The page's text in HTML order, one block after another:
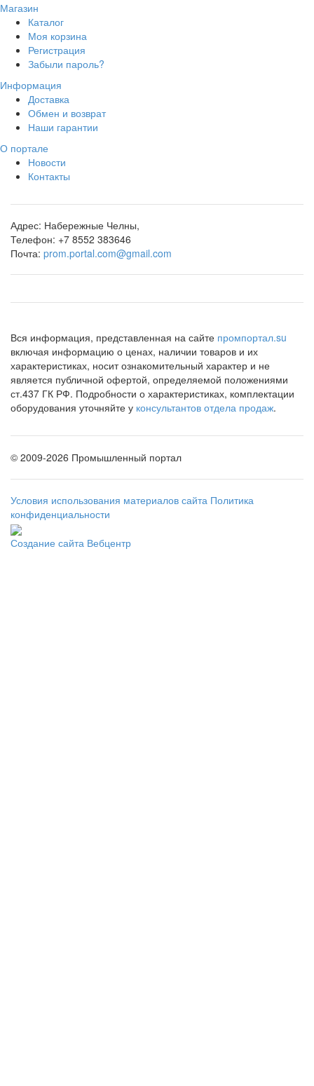
Магазин
Каталог
Моя корзина
Регистрация
Забыли пароль?
Информация
Доставка
Обмен и возврат
Наши гарантии
О портале
Новости
Контакты
Адрес: Набережные Челны,
Телефон: +7 8552 383646
Почта: prom.portal.com@gmail.com
Вся информация, представленная на сайте промпортал.su
включая информацию о ценах, наличии товаров и их
характеристиках, носит ознакомительный характер и не
является публичной офертой, определяемой положениями
ст.437 ГК РФ. Подробности о характеристиках, комплектации
оборудования уточняйте у консультантов отдела продаж.
© 2009-2026 Промышленный портал
Условия использования материалов сайта Политика
конфиденциальности
Создание сайта Вебцентр